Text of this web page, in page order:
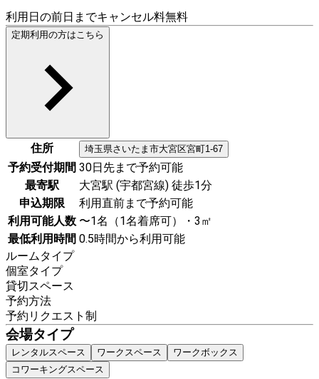
利用日の前日までキャンセル料無料
定期利用の方はこちら
住所 埼玉県さいたま市大宮区宮町1-67
予約受付期間 30日先まで予約可能
最寄駅
大宮駅 (宇都宮線) 徒歩1分
申込期限
利用直前まで予約可能
利用可能人数 〜1名（1名着席可）・3㎡
最低利用時間 0.5時間から利用可能
ルームタイプ
個室タイプ
貸切スペース
予約方法
予約リクエスト制
会場タイプ
レンタルスペース ワークスペース
ワークボックス
コワーキングスペース